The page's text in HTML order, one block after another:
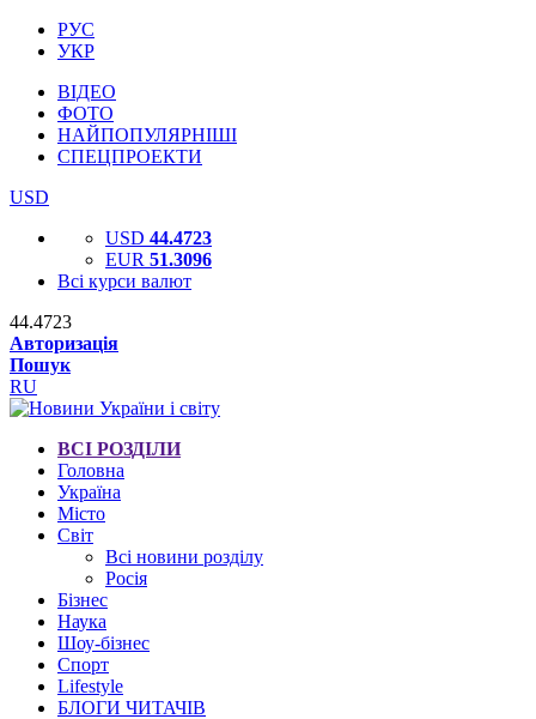
РУС
УКР
ВІДЕО
ФОТО
НАЙПОПУЛЯРНІШІ
СПЕЦПРОЕКТИ
USD
USD 44.4723
EUR 51.3096
Всі курси валют
44.4723
Авторизація
Пошук
RU
ВСІ РОЗДІЛИ
Головна
Україна
Місто
Світ
Всі новини розділу
Росія
Бізнес
Наука
Шоу-бізнес
Спорт
Lifestyle
БЛОГИ ЧИТАЧІВ